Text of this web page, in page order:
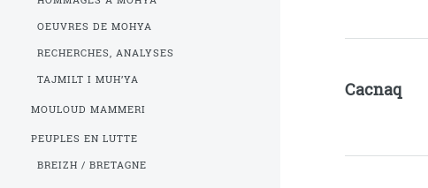
Cacnaq
OEUVRES DE MOHYA
RECHERCHES, ANALYSES
TAJMILT I MUH’YA
MOULOUD MAMMERI
PEUPLES EN LUTTE
BREIZH / BRETAGNE